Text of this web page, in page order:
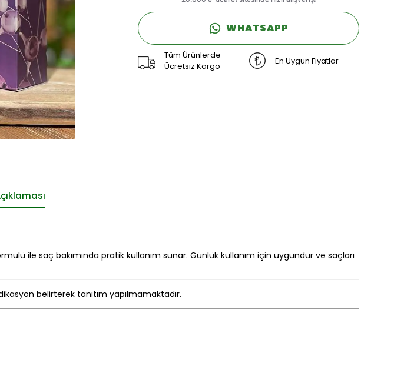
WHATSAPP
Tüm Ürünlerde
Ücretsiz Kargo
En Uygun Fiyatlar
ile saç bakımında pratik kullanım sunar. Günlük kullanım için uygundur ve saçları
belirterek tanıtım yapılmamaktadır.